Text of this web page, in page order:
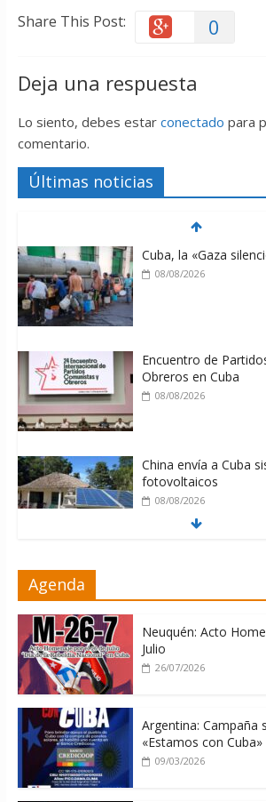
Share This Post: 0
Deja una respuesta
Lo siento, debes estar conectado para
comentario.
Últimas noticias
Cuba, la «Gaza
08/08/2026
Encuentro de
Obreros en Cuba
08/08/2026
China envía a Cuba
fotovoltaicos
08/08/2026
Cuba
Agenda
Neuquén: Acto
Julio
26/07/2026
Argentina: Campaña
«Estamos con Cuba»
09/03/2026